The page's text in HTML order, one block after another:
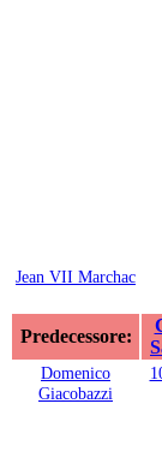
Jean VII Marchac
Predecessore:
Domenico
Giacobazzi